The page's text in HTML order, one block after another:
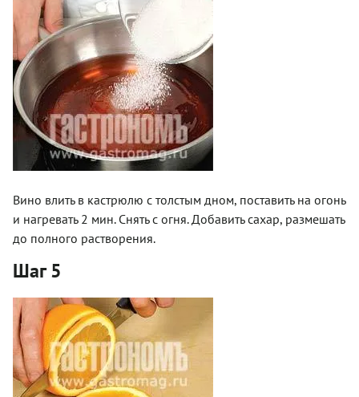
Вино влить в кастрюлю с толстым дном, поставить на огонь
и нагревать 2 мин. Снять с огня. Добавить сахар, размешать
до полного растворения.
Шаг 5